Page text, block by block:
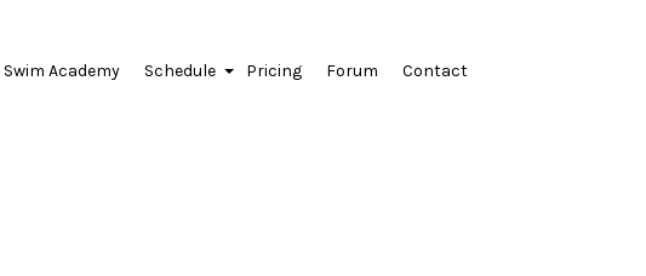
Swim Academy Schedule Pricing Forum Contact